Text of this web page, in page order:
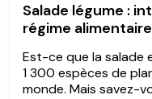
Salade légume :
régime
Est-ce que la salade
1 300 espèces de
monde. Mais savez-